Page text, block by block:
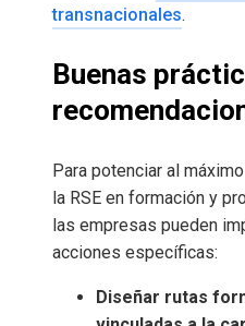
transnacionales.
Buenas
Para potenciar al
la RSE en formación y
las empresas pueden
acciones específicas:
Diseñar rutas